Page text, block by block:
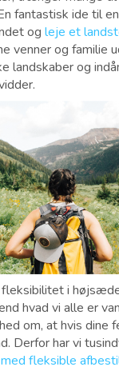
fantastisk ide til
og leje et
venner og familie
landskaber og
fleksibilitet i
hvad vi alle er
om, at hvis dine
Derfor har vi
fleksible